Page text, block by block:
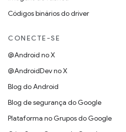
Códigos binários do driver
CONECTE-SE
@Android no X
@AndroidDev no X
Blog do Android
Blog de segurança do Google
Plataforma no Grupos do Google